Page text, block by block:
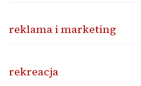
reklama i marketing
rekreacja